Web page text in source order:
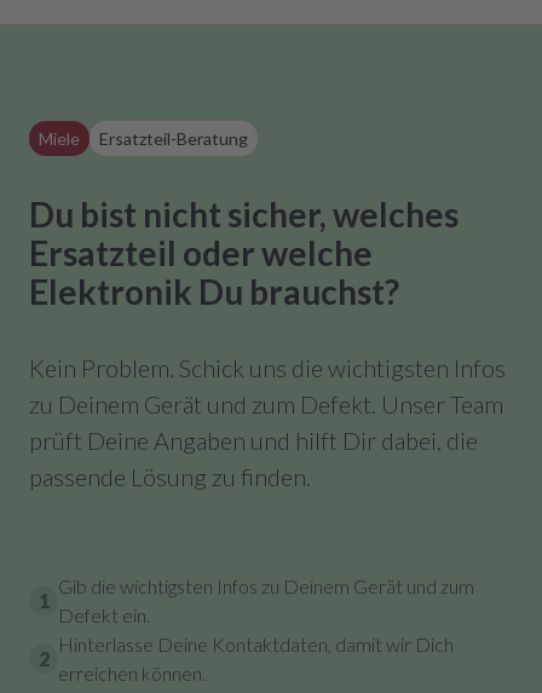
Miele Ersatzteil-Beratung
Du bist nicht sicher, welches
Ersatzteil oder welche
Elektronik Du brauchst?
Kein Problem. Schick uns die wichtigsten Infos
zu Deinem Gerät und zum Defekt. Unser Team
prüft Deine Angaben und hilft Dir dabei, die
passende Lösung zu finden.
1
Gib die wichtigsten Infos zu Deinem Gerät und zum
Defekt ein.
2
Hinterlasse Deine Kontaktdaten, damit wir Dich
erreichen können.